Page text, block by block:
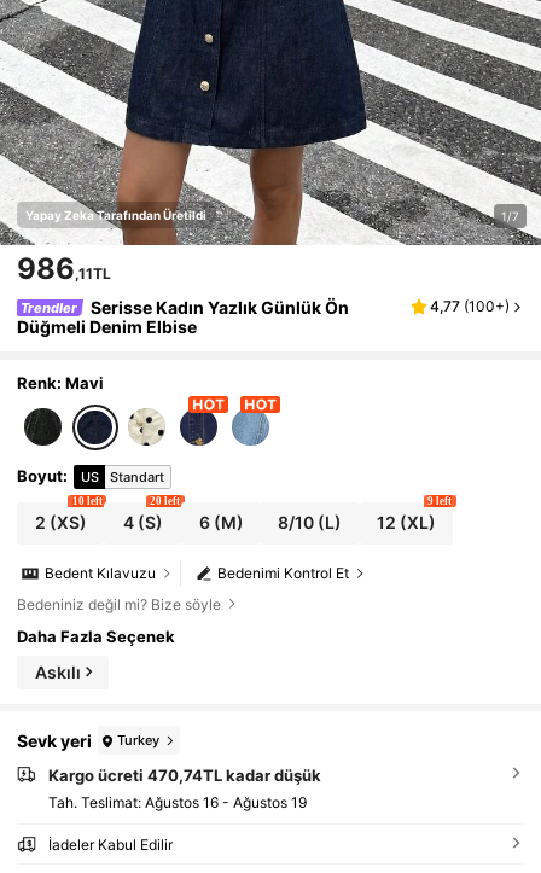
Yapay Zeka Tarafından Üretildi 1/7
986,11TL
Trendler
Serisse Kadın Yazlık Günlük Ön
Düğmeli Denim Elbise
4,77 (100+)
Renk: Mavi
Boyut: US Standart
2 (XS)
10 left
4(S)
20 left
6(M) 8/10 (L) 12 (XL)
9 left
Bedenimi Kontrol Et
Bedent Kılavuzu
Bedeniniz değil mi? Bize söyle
Daha Fazla Seçenek
Askılı
Sevk yeri Turkey
Kargo ücreti 470,74TL kadar düşük
Tah. Teslimat: Ağustos 16 - Ağustos 19
İadeler Kabul Edilir